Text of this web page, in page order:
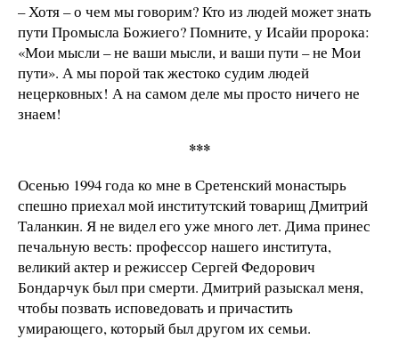
– Хотя – о чем мы говорим? Кто из людей может знать
пути Промысла Божиего? Помните, у Исайи пророка:
«Мои мысли – не ваши мысли, и ваши пути – не Мои
пути». А мы порой так жестоко судим людей
нецерковных! А на самом деле мы просто ничего не
знаем!
***
Осенью 1994 года ко мне в Сретенский монастырь
спешно приехал мой институтский товарищ Дмитрий
Таланкин. Я не видел его уже много лет. Дима принес
печальную весть: профессор нашего института,
великий актер и режиссер Сергей Федорович
Бондарчук был при смерти. Дмитрий разыскал меня,
чтобы позвать исповедовать и причастить
умирающего, который был другом их семьи.